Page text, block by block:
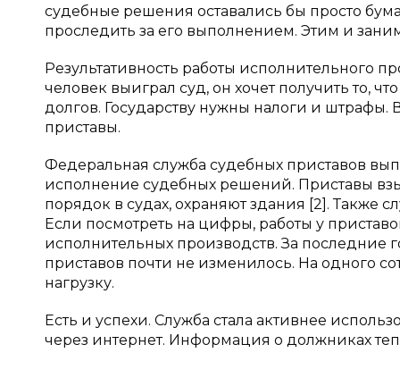
судебные решения оставались бы просто
проследить за его выполнением. Этим и
Результативность работы исполнительного
человек выиграл суд, он хочет получить то,
долгов. Государству нужны налоги и штрафы.
приставы.
Федеральная служба судебных приставов
исполнение судебных решений. Приставы
порядок в судах, охраняют здания [2]. Также
Если посмотреть на цифры, работы у
исполнительных производств. За последние
приставов почти не изменилось. На одного
нагрузку.
Есть и успехи. Служба стала активнее
через интернет. Информация о должниках